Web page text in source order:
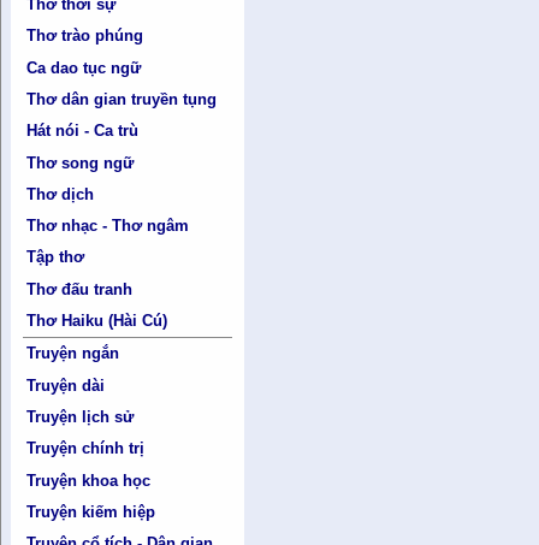
Thơ thời sự
Thơ trào phúng
Ca dao tục ngữ
Thơ dân gian truyền tụng
Hát nói - Ca trù
Thơ song ngữ
Thơ dịch
Thơ nhạc - Thơ ngâm
Tập thơ
Thơ đấu tranh
Thơ Haiku (Hài Cú)
Truyện ngắn
Truyện dài
Truyện lịch sử
Truyện chính trị
Truyện khoa học
Truyện kiếm hiệp